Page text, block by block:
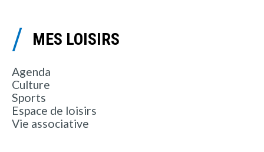
MES LOISIRS
Agenda
Culture
Sports
Espace de loisirs
Vie associative